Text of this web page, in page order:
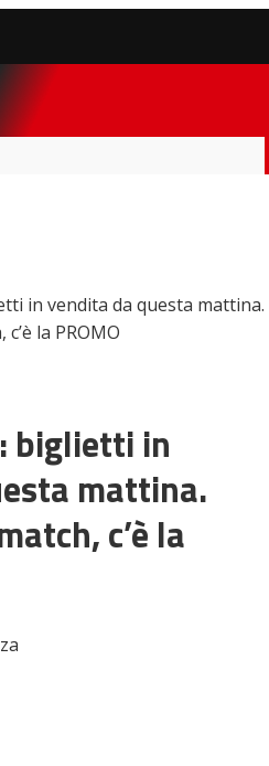
in vendita da questa mattina.
la PROMO
biglietti in
mattina.
c’è la